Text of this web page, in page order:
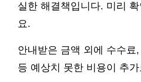
실한 해결책입니다. 미리
요.
안내받은 금액 외에 수수료
등 예상치 못한 비용이 추